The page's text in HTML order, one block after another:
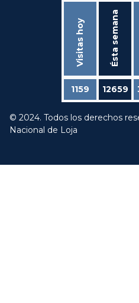
Visitas hoy Ésta semana
1159 12659
© 2024. Todos los derechos
Nacional de Loja